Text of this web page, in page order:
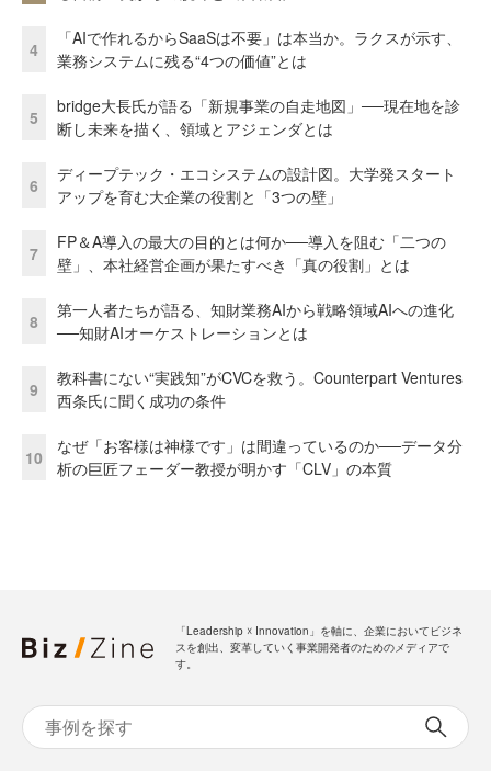
4
「AIで作れるからSaaSは不要」は本当か。ラクスが示す、
業務システムに残る“4つの価値”とは
5
bridge大長氏が語る「新規事業の自走地図」──現在地を診
断し未来を描く、領域とアジェンダとは
6
ディープテック・エコシステムの設計図。大学発スタート
アップを育む大企業の役割と「3つの壁」
7
FP＆A導入の最大の目的とは何か──導入を阻む「二つの
壁」、本社経営企画が果たすべき「真の役割」とは
8
第一人者たちが語る、知財業務AIから戦略領域AIへの進化
──知財AIオーケストレーションとは
9
教科書にない“実践知”がCVCを救う。Counterpart Ventures
西条氏に聞く成功の条件
10
なぜ「お客様は神様です」は間違っているのか──データ分
析の巨匠フェーダー教授が明かす「CLV」の本質
「Leadership ☓ Innovation」を軸に、企業においてビジネ
スを創出、変革していく事業開発者のためのメディアで
す。